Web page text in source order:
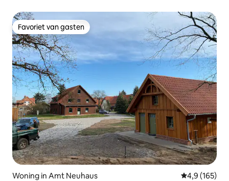
Favoriet van gasten
Favoriet van gasten
Woning in Amt Neuhaus Gemiddelde
4,9 (165)